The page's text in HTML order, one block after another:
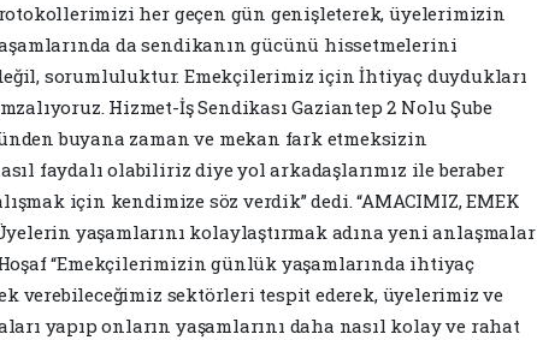
her geçen gün genişleterek, üyelerimizin
da sendikanın gücünü hissetmelerini
sorumluluktur. Emekçilerimiz için İhtiyaç duydukları
Hizmet-İş Sendikası Gaziantep 2 Nolu Şube
buyana zaman ve mekan fark etmeksizin
faydalı olabiliriz diye yol arkadaşlarımız ile beraber
için kendimize söz verdik” dedi. “AMACIMIZ, EMEK
yaşamlarını kolaylaştırmak adına yeni anlaşmalar
“Emekçilerimizin günlük yaşamlarında ihtiyaç
verebileceğimiz sektörleri tespit ederek, üyelerimiz ve
yapıp onların yaşamlarını daha nasıl kolay ve rahat